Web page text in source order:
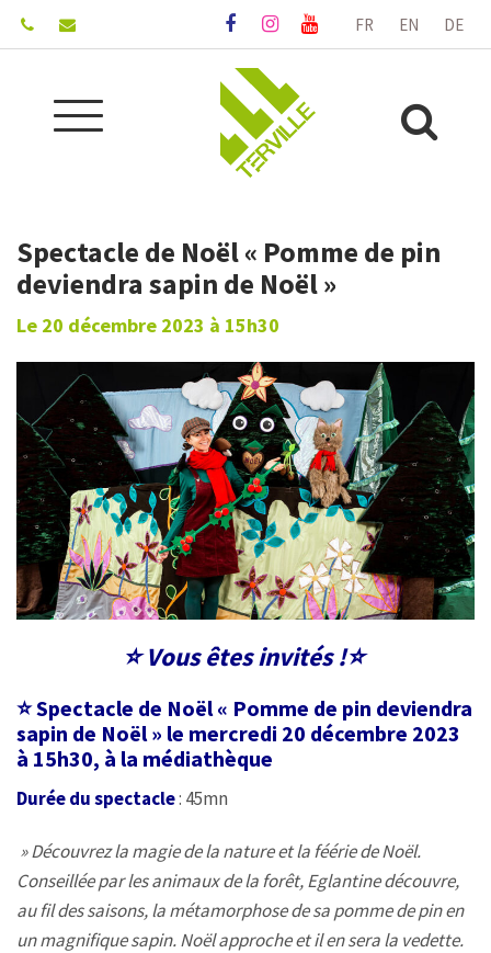
FR EN DE
Lien
le
compte
Facebook
Lien
le
compte
Instagram
Lien
chaîne
Youtube
Aller
à
Spectacle de Noël « Pomme de pin
deviendra sapin de Noël »
Le 20 décembre 2023 à 15h30
⭐️Vous êtes invités !⭐️
⭐️Spectacle de Noël « Pomme de pin deviendra
sapin de Noël » le mercredi 20 décembre 2023
à 15h30, à la médiathèque
Durée du spectacle: 45mn
» Découvrez la magie de la nature et la féérie de Noël.
Conseillée par les animaux de la forêt, Eglantine découvre,
au fil des saisons, la métamorphose de sa pomme de pin en
un magnifique sapin. Noël approche et il en sera la vedette.